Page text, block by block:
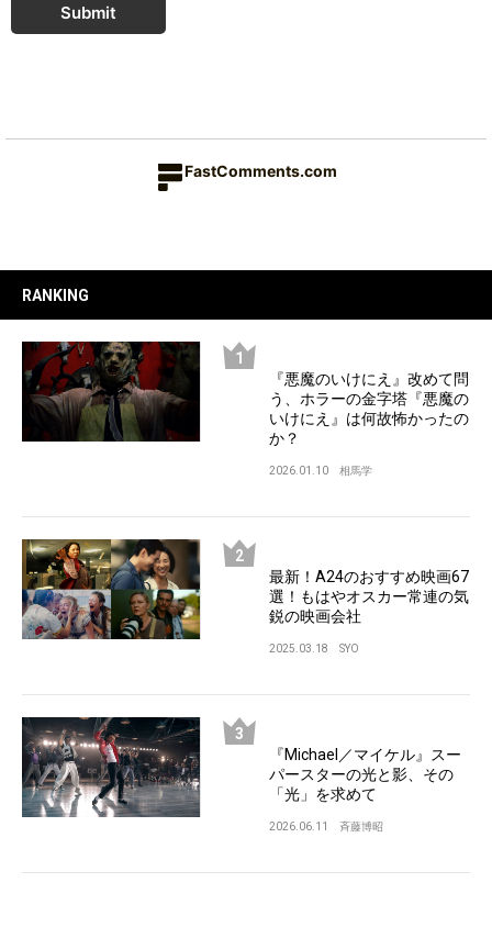
Submit
FastComments.com
RANKING
『悪魔のいけにえ』改めて問
う、ホラーの金字塔『悪魔の
いけにえ』は何故怖かったの
か？
2026.01.10 相馬学
最新！A24のおすすめ映画67
選！もはやオスカー常連の気
鋭の映画会社
2025.03.18 SYO
『Michael／マイケル』スー
パースターの光と影、その
「光」を求めて
2026.06.11 斉藤博昭